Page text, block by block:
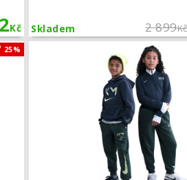
Kč 2 899Kč
Skladem
25% Dětská mikina s kapucí Nike FC